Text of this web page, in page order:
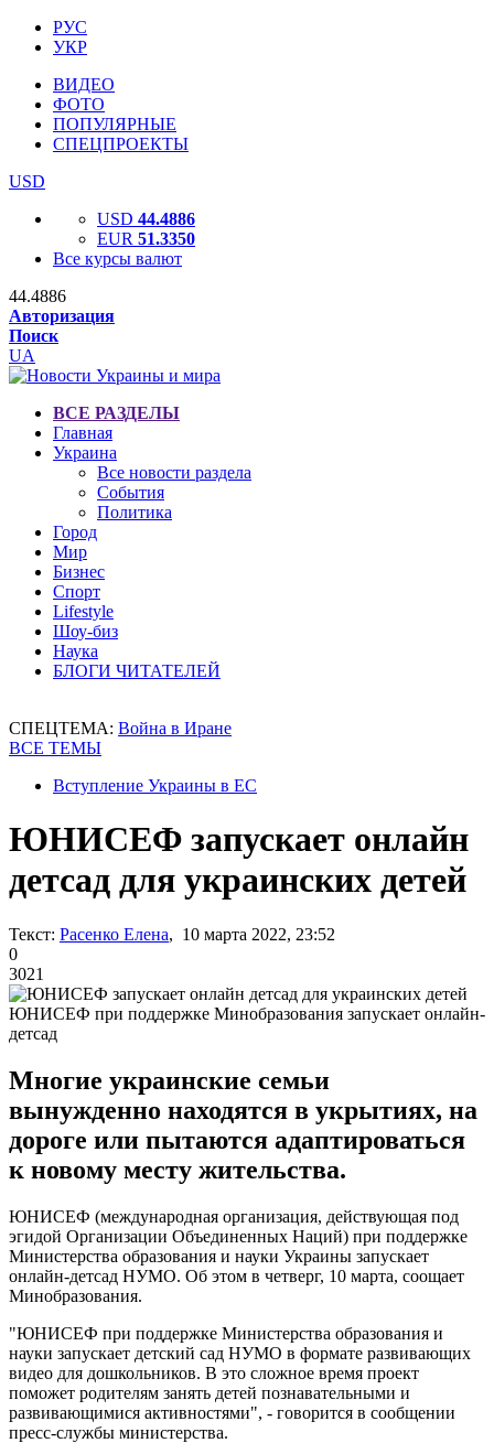
РУС
УКР
ВИДЕО
ФОТО
ПОПУЛЯРНЫЕ
СПЕЦПРОЕКТЫ
USD
USD 44.4886
EUR 51.3350
Все курсы валют
44.4886
Авторизация
Поиск
UA
ВСЕ РАЗДЕЛЫ
Главная
Украина
Все новости раздела
События
Политика
Город
Мир
Бизнес
Спорт
Lifestyle
Шоу-биз
Наука
БЛОГИ ЧИТАТЕЛЕЙ
СПЕЦТЕМА: Война в Иране
ВСЕ ТЕМЫ
Вступление Украины в ЕС
ЮНИСЕФ запускает онлайн
детсад для украинских детей
Текст: Расенко Елена, 10 марта 2022, 23:52
0
3021
ЮНИСЕФ при поддержке Минобразования запускает онлайн-
детсад
Многие украинские семьи
вынужденно находятся в укрытиях, на
дороге или пытаются адаптироваться
к новому месту жительства.
ЮНИСЕФ (международная организация, действующая под
эгидой Организации Объединенных Наций) при поддержке
Министерства образования и науки Украины запускает
онлайн-детсад НУМО. Об этом в четверг, 10 марта, соощает
Минобразования.
"ЮНИСЕФ при поддержке Министерства образования и
науки запускает детский сад НУМО в формате развивающих
видео для дошкольников. В это сложное время проект
поможет родителям занять детей познавательными и
развивающимися активностями", - говорится в сообщении
пресс-службы министерства.